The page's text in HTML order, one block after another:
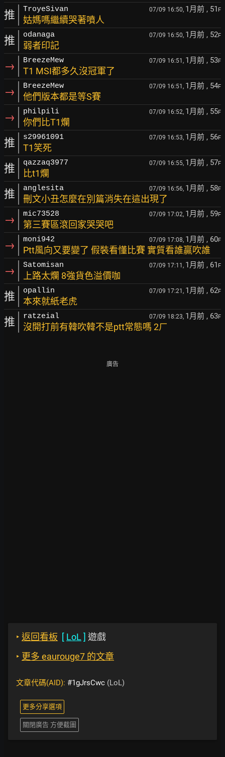
推 TroyeSivan 07/09 16:50, 1月前 , 51 F
姑媽嗎繼續哭著噴人
推 odanaga 07/09 16:50, 1月前 , 52F
弱者印記
→ BreezeMew 07/09 16:51, 1月前 , 53F
T1 MSI都多久沒冠軍了
→ BreezeMew 07/09 16:51, 1月前 , 54F
他們版本都是等S賽
→ philpili 07/09 16:52, 1月前 , 55F
你們比T1爛
推 s29961091 07/09 16:53, 1月前 , 56F
T1笑死
推 qazzaq3977 07/09 16:55, 1月前 , 57F
比t1爛
推 anglesita 07/09 16:56, 1月前 , 58F
刪文小丑怎麼在別篇消失在這出現了
→ mic73528 07/09 17:02, 1月前 , 59F
第三賽區滾回家哭哭吧
→ moni942 07/09 17:08, 1月前 , 60F
Ptt風向又要變了 假裝看懂比賽 實質看誰贏吹誰
→ Satomisan 07/09 17:11, 1月前 , 61 F
上路太爛 8強貨色溢價咖
推 opallin 07/09 17:21, 1月前 , 62F
本來就紙老虎
推 ratzeial 07/09 18:23, 1月前 , 63F
沒開打前有韓吹韓不是ptt常態嗎 2ㄏ
廣告
‣ 返回看板 [ LoL ] 遊戲
‣ 更多 eaurouge7 的文章
文章代碼(AID): #1gJrsCwc (LoL)
更多分享選項
關閉廣告 方便截圖